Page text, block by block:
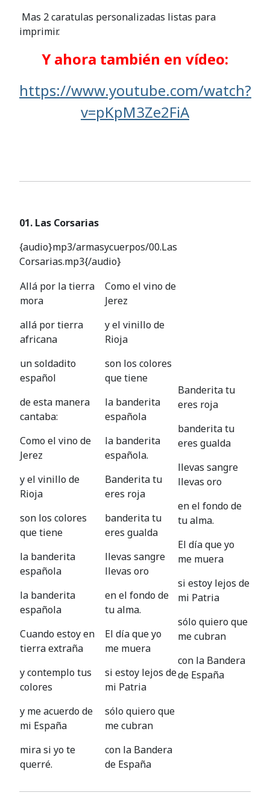
Mas 2 caratulas personalizadas listas para
imprimir.
Y ahora también en vídeo:
https://www.youtube.com/watch?
v=pKpM3Ze2FiA
01. Las Corsarias
{audio}mp3/armasycuerpos/00.Las
Corsarias.mp3{/audio}
Allá por la tierra
mora
allá por tierra
africana
un soldadito
español
de esta manera
cantaba:
Como el vino de
Jerez
y el vinillo de
Rioja
son los colores
que tiene
la banderita
española
la banderita
española
Cuando estoy en
tierra extraña
y contemplo tus
colores
y me acuerdo de
mi España
mira si yo te
querré.
Como el vino de
Jerez
y el vinillo de
Rioja
son los colores
que tiene
la banderita
española
la banderita
española.
Banderita tu
eres roja
banderita tu
eres gualda
llevas sangre
llevas oro
en el fondo de
tu alma.
El día que yo
me muera
si estoy lejos de
mi Patria
sólo quiero que
me cubran
con la Bandera
de España
Banderita tu
eres roja
banderita tu
eres gualda
llevas sangre
llevas oro
en el fondo de
tu alma.
El día que yo
me muera
si estoy lejos de
mi Patria
sólo quiero que
me cubran
con la Bandera
de España